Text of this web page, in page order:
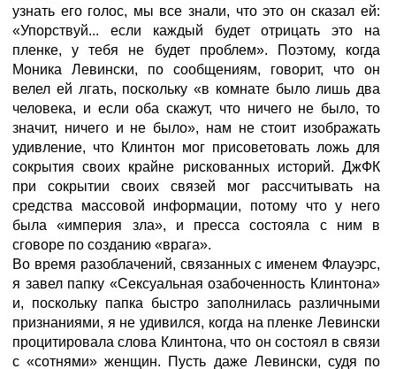
узнать его голос, мы все знали, что это он сказал ей:
«Упорствуй... если каждый будет отрицать это на
пленке, у тебя не будет проблем». Поэтому, когда
Моника Левински, по сообщениям, говорит, что он
велел ей лгать, поскольку «в комнате было лишь два
человека, и если оба скажут, что ничего не было, то
значит, ничего и не было», нам не стоит изображать
удивление, что Клинтон мог присоветовать ложь для
сокрытия своих крайне рискованных историй. ДжФК
при сокрытии своих связей мог рассчитывать на
средства массовой информации, потому что у него
была «империя зла», и пресса состояла с ним в
сговоре по созданию «врага».
Во время разоблачений, связанных с именем Флауэрс,
я завел папку «Сексуальная озабоченность Клинтона»
и, поскольку папка быстро заполнилась различными
признаниями, я не удивился, когда на пленке Левински
процитировала слова Клинтона, что он состоял в связи
с «сотнями» женщин. Пусть даже Левински, судя по